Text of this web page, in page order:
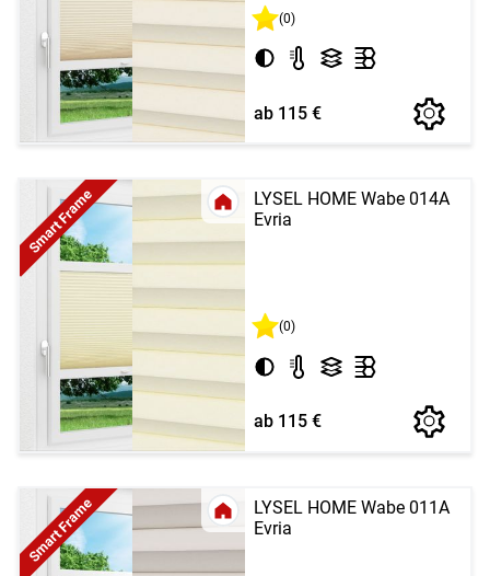
(0)
ab 115 €
LYSEL HOME Wabe 014A
Evria
Smart Frame
(0)
ab 115 €
LYSEL HOME Wabe 011A
Evria
Smart Frame